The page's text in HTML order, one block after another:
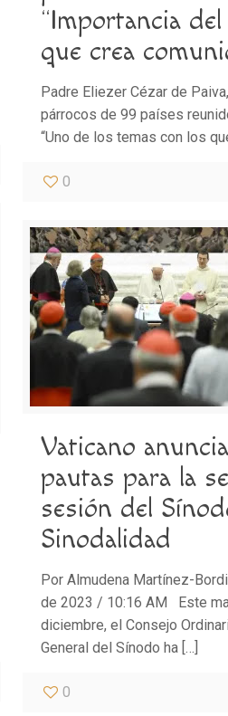
“Importancia
que crea
Padre Eliezer Cézar de
párrocos de 99 países
“Uno de los temas con los
0
Vaticano
pautas para la
sesión del
Sinodalidad
Por Almudena Martínez-
de 2023 / 10:16 AM Este
diciembre, el Consejo
General del Sínodo ha[…]
0